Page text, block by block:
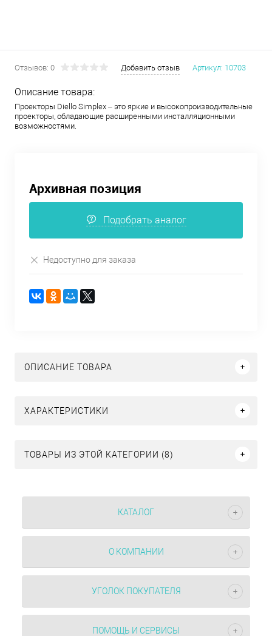
Отзывов: 0 Добавить отзыв Артикул: 10703
Описание товара:
Проекторы Diello Simplex – это яркие и высокопроизводительные
проекторы, обладающие расширенными инсталляционными
возможностями.
Архивная позиция
Подобрать аналог
Недоступно для заказа
ОПИСАНИЕ ТОВАРА
ХАРАКТЕРИСТИКИ
ТОВАРЫ ИЗ ЭТОЙ КАТЕГОРИИ (8)
КАТАЛОГ
О КОМПАНИИ
УГОЛОК ПОКУПАТЕЛЯ
ПОМОЩЬ И СЕРВИСЫ